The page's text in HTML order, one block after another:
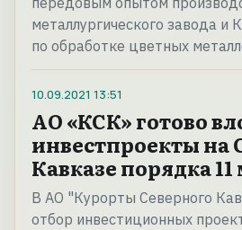
металлургического завода и
по обработке цветных
10.09.2021 13:51
АО «КСК» готово
инвестпроекты на
Кавказе порядка
В АО "Курорты Северного
отбор инвестиционных